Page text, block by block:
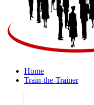
Home
Train-the-Trainer